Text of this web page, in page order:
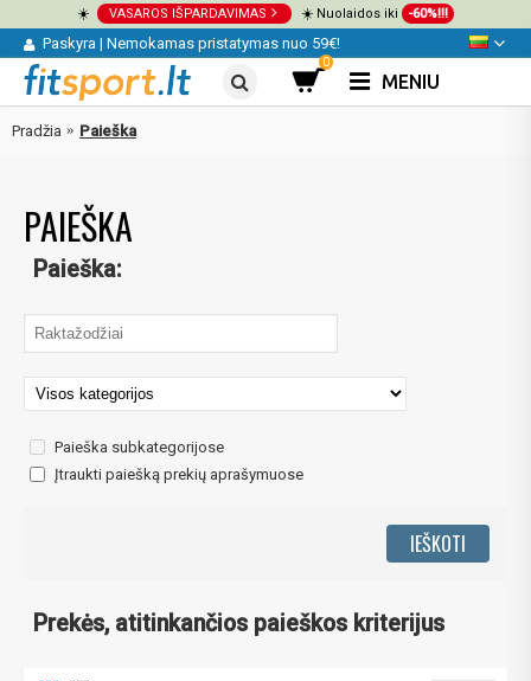
☀️ VASAROS IŠPARDAVIMAS ☀️ Nuolaidos iki -60%!!!
Paskyra | Nemokamas pristatymas nuo 59€!
0
MENIU
Pradžia Paieška
PAIEŠKA
Paieška:
Paieška subkategorijose
Įtraukti paiešką prekių aprašymuose
Prekės, atitinkančios paieškos kriterijus